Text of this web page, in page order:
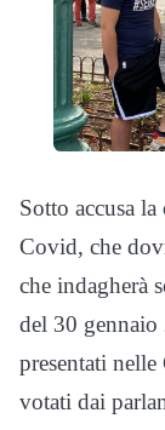
Sotto accusa
Covid, che
che indagherà
del 30
presentati
votati dai